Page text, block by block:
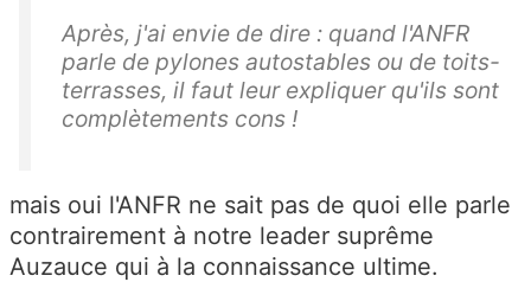
Après, j'ai envie de dire : quand l'ANFR
parle de pylones autostables ou de toits-
terrasses, il faut leur expliquer qu'ils sont
complètements cons !
mais oui l'ANFR ne sait pas de quoi elle parle
contrairement à notre leader suprême
Auzauce qui à la connaissance ultime.